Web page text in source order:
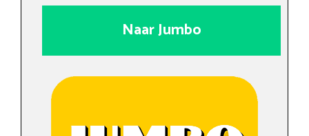
Naar Jumbo